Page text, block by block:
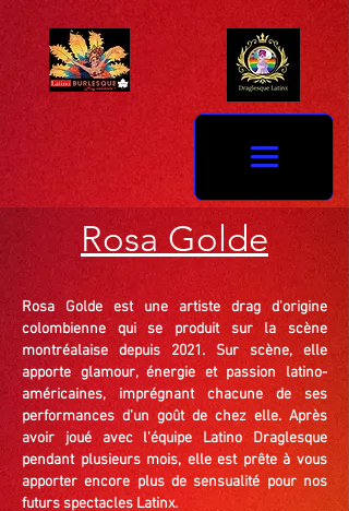
Rosa Golde
Rosa Golde est une artiste drag d'origine
colombienne qui se produit sur la scène
montréalaise depuis 2021. Sur scène, elle
apporte glamour, énergie et passion latino-
américaines, imprégnant chacune de ses
performances d'un goût de chez elle. Après
avoir joué avec l'équipe Latino Draglesque
pendant plusieurs mois, elle est prête à vous
apporter encore plus de sensualité pour nos
futurs spectacles Latinx.